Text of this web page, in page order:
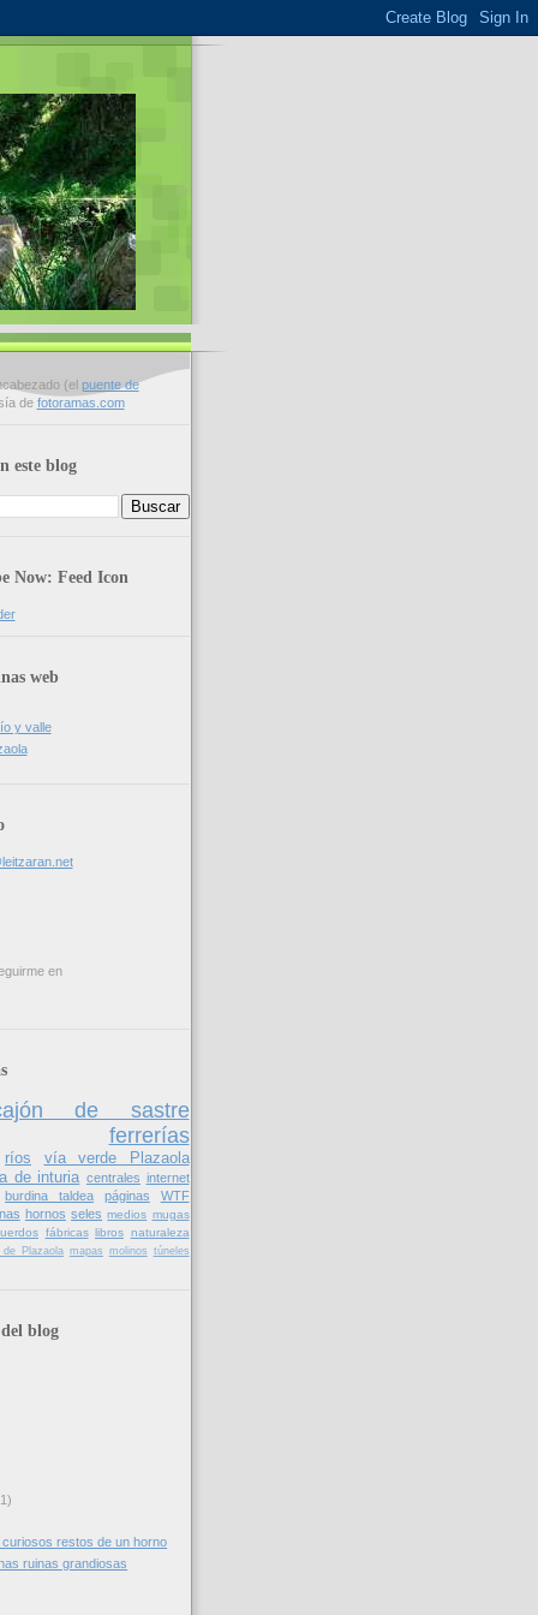
(el puente de
de fotoramas.com
este blog
Now: Feed Icon
web
y valle
en
de sastre
ferrerías
ríos
vía verde Plazaola
de inturia centrales internet
burdina taldea
páginas
WTF
hornos seles medios mugas
fábricas libros naturaleza
de Plazaola mapas molinos túneles
blog
restos de un horno
ruinas grandiosas